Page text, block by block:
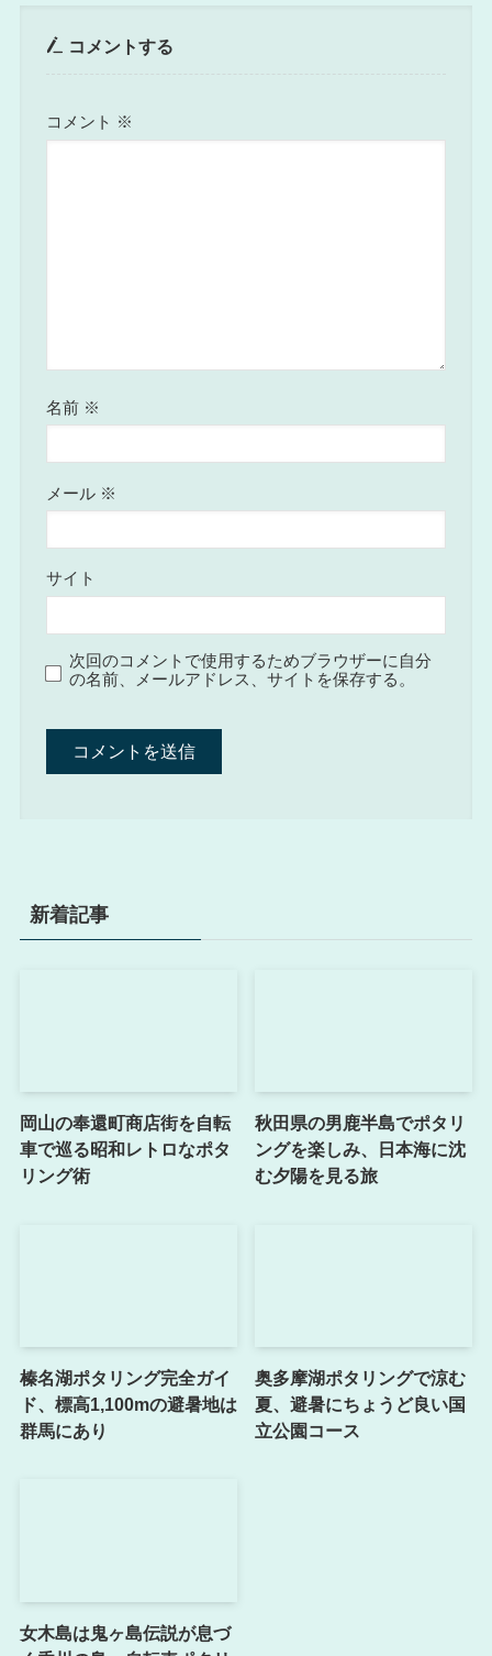
コメントする
コメント ※
名前 ※
メール ※
サイト
次回のコメントで使用するためブラウザーに自分
の名前、メールアドレス、サイトを保存する。
新着記事
岡山の奉還町商店街を自転
車で巡る昭和レトロなポタ
リング術
秋田県の男鹿半島でポタリ
ングを楽しみ、日本海に沈
む夕陽を見る旅
榛名湖ポタリング完全ガイ
ド、標高1,100mの避暑地は
群馬にあり
奥多摩湖ポタリングで涼む
夏、避暑にちょうど良い国
立公園コース
女木島は鬼ヶ島伝説が息づ